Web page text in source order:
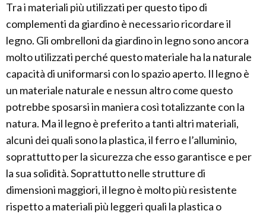
Tra i materiali più utilizzati per questo tipo di
complementi da giardino è necessario ricordare il
legno. Gli ombrelloni da giardino in legno sono ancora
molto utilizzati perché questo materiale ha la naturale
capacità di uniformarsi con lo spazio aperto. Il legno è
un materiale naturale e nessun altro come questo
potrebbe sposarsi in maniera così totalizzante con la
natura. Ma il legno è preferito a tanti altri materiali,
alcuni dei quali sono la plastica, il ferro e l’alluminio,
soprattutto per la sicurezza che esso garantisce e per
la sua solidità. Soprattutto nelle strutture di
dimensioni maggiori, il legno è molto più resistente
rispetto a materiali più leggeri quali la plastica o